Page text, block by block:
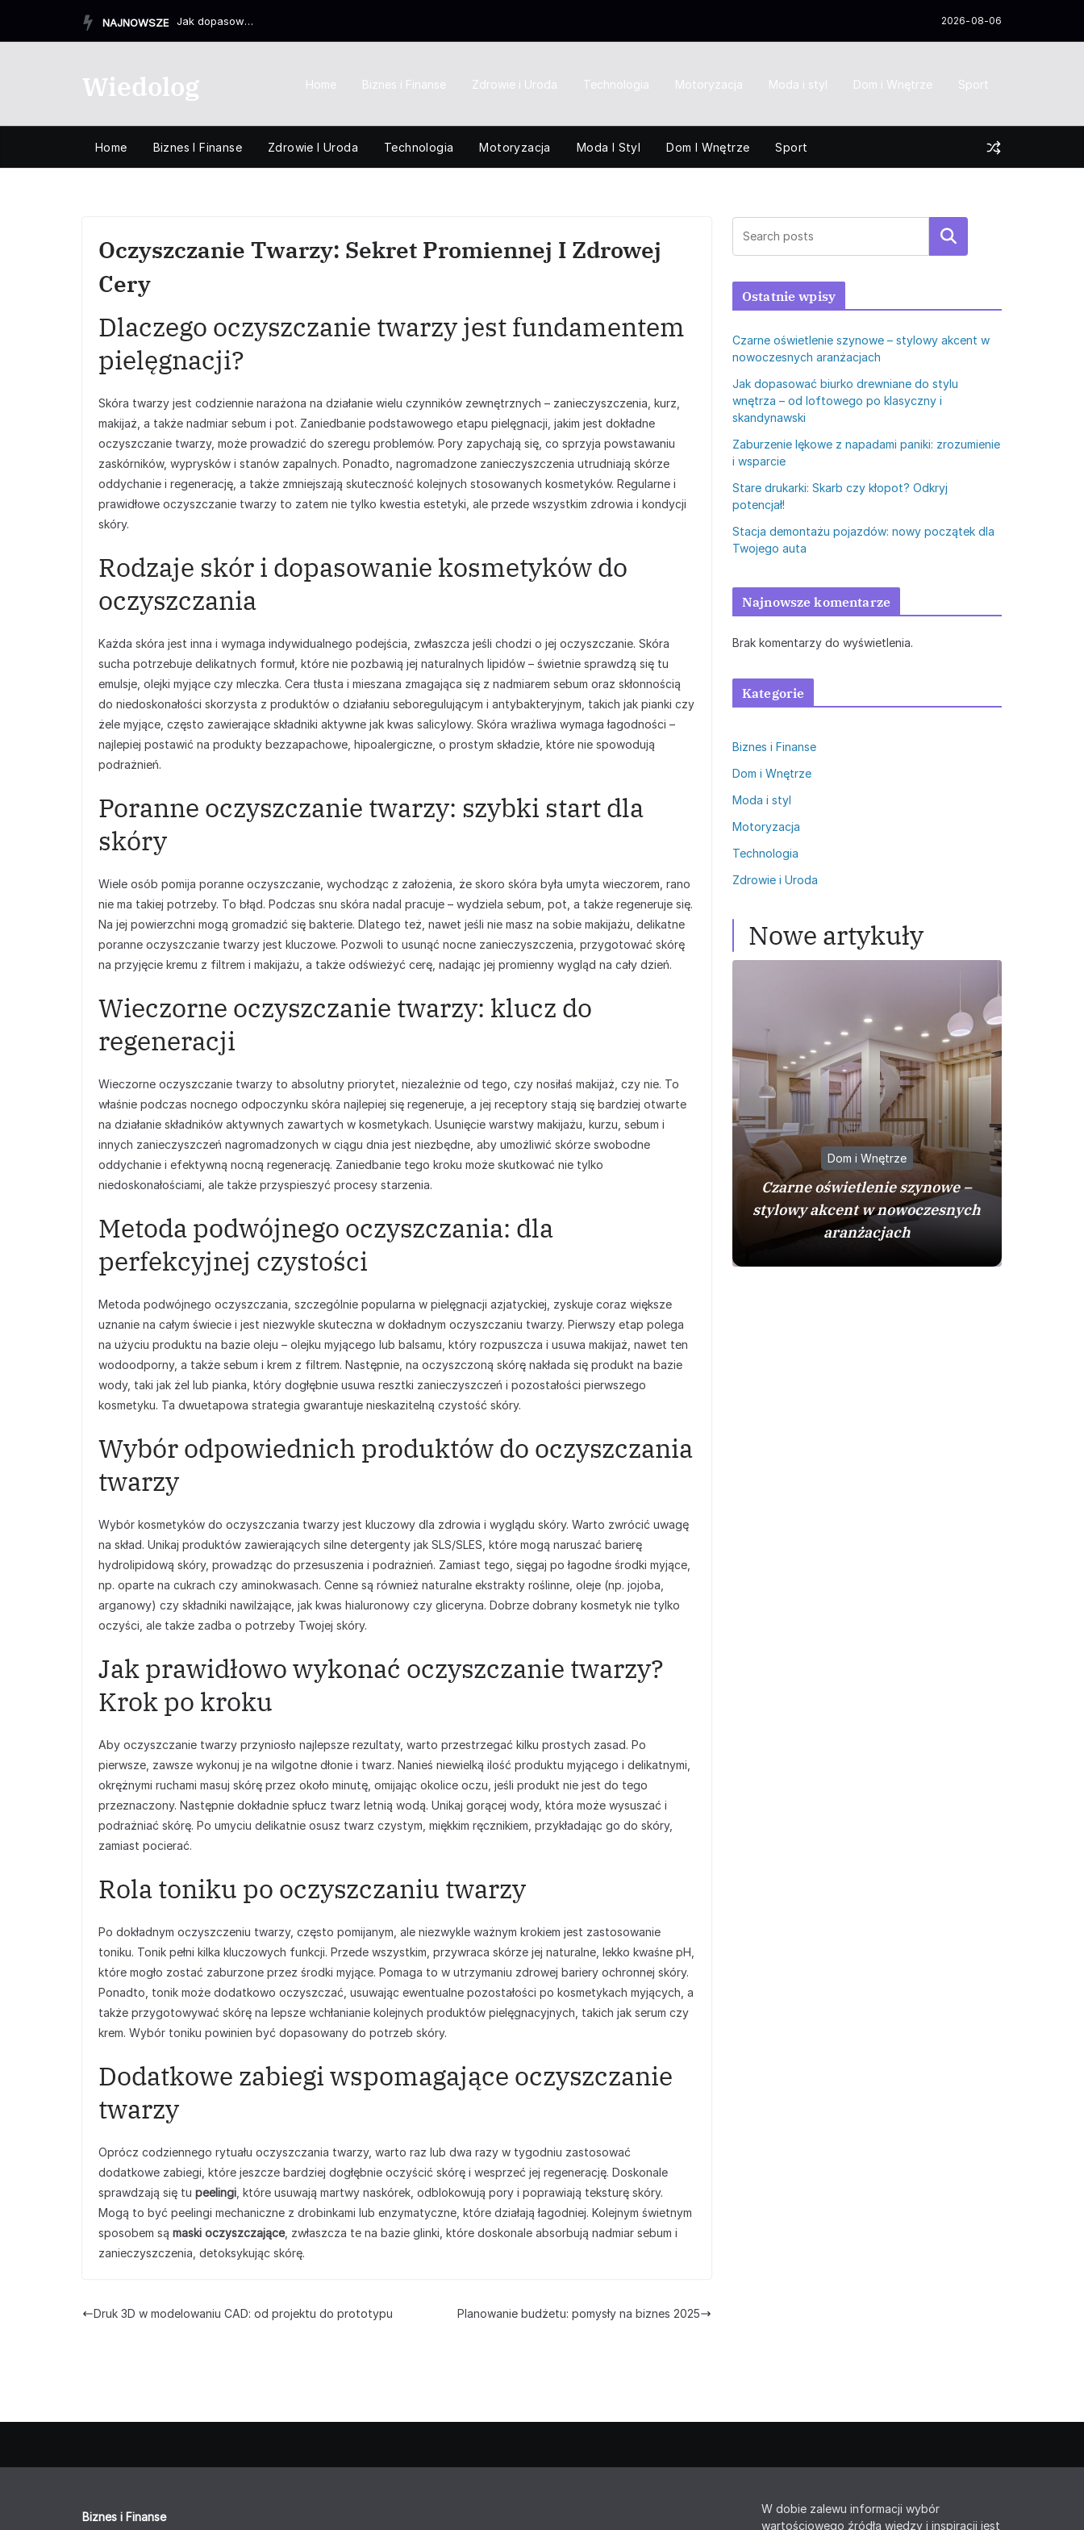
NAJNOWSZE Jak dopasować biurko drewniane do stylu wnętrza – od lof... 2026-08-06
Wiedolog Home Biznes i Finanse Zdrowie i Uroda Technologia Motoryzacja Moda i styl Dom i Wnętrze Sport
Home Biznes I Finanse Zdrowie I Uroda Technologia Motoryzacja Moda I Styl Dom I Wnętrze Sport
Oczyszczanie Twarzy: Sekret Promiennej I Zdrowej
Cery
Dlaczego oczyszczanie twarzy jest fundamentem
pielęgnacji?
Skóra twarzy jest codziennie narażona na działanie wielu czynników zewnętrznych – zanieczyszczenia, kurz,
makijaż, a także nadmiar sebum i pot. Zaniedbanie podstawowego etapu pielęgnacji, jakim jest dokładne
oczyszczanie twarzy, może prowadzić do szeregu problemów. Pory zapychają się, co sprzyja powstawaniu
zaskórników, wyprysków i stanów zapalnych. Ponadto, nagromadzone zanieczyszczenia utrudniają skórze
oddychanie i regenerację, a także zmniejszają skuteczność kolejnych stosowanych kosmetyków. Regularne i
prawidłowe oczyszczanie twarzy to zatem nie tylko kwestia estetyki, ale przede wszystkim zdrowia i kondycji
skóry.
Rodzaje skór i dopasowanie kosmetyków do
oczyszczania
Każda skóra jest inna i wymaga indywidualnego podejścia, zwłaszcza jeśli chodzi o jej oczyszczanie. Skóra
sucha potrzebuje delikatnych formuł, które nie pozbawią jej naturalnych lipidów – świetnie sprawdzą się tu
emulsje, olejki myjące czy mleczka. Cera tłusta i mieszana zmagająca się z nadmiarem sebum oraz skłonnością
do niedoskonałości skorzysta z produktów o działaniu seboregulującym i antybakteryjnym, takich jak pianki czy
żele myjące, często zawierające składniki aktywne jak kwas salicylowy. Skóra wrażliwa wymaga łagodności –
najlepiej postawić na produkty bezzapachowe, hipoalergiczne, o prostym składzie, które nie spowodują
podrażnień.
Poranne oczyszczanie twarzy: szybki start dla
skóry
Wiele osób pomija poranne oczyszczanie, wychodząc z założenia, że skoro skóra była umyta wieczorem, rano
nie ma takiej potrzeby. To błąd. Podczas snu skóra nadal pracuje – wydziela sebum, pot, a także regeneruje się.
Na jej powierzchni mogą gromadzić się bakterie. Dlatego też, nawet jeśli nie masz na sobie makijażu, delikatne
poranne oczyszczanie twarzy jest kluczowe. Pozwoli to usunąć nocne zanieczyszczenia, przygotować skórę
na przyjęcie kremu z filtrem i makijażu, a także odświeżyć cerę, nadając jej promienny wygląd na cały dzień.
Wieczorne oczyszczanie twarzy: klucz do
regeneracji
Wieczorne oczyszczanie twarzy to absolutny priorytet, niezależnie od tego, czy nosiłaś makijaż, czy nie. To
właśnie podczas nocnego odpoczynku skóra najlepiej się regeneruje, a jej receptory stają się bardziej otwarte
na działanie składników aktywnych zawartych w kosmetykach. Usunięcie warstwy makijażu, kurzu, sebum i
innych zanieczyszczeń nagromadzonych w ciągu dnia jest niezbędne, aby umożliwić skórze swobodne
oddychanie i efektywną nocną regenerację. Zaniedbanie tego kroku może skutkować nie tylko
niedoskonałościami, ale także przyspieszyć procesy starzenia.
Metoda podwójnego oczyszczania: dla
perfekcyjnej czystości
Metoda podwójnego oczyszczania, szczególnie popularna w pielęgnacji azjatyckiej, zyskuje coraz większe
uznanie na całym świecie i jest niezwykle skuteczna w dokładnym oczyszczaniu twarzy. Pierwszy etap polega
na użyciu produktu na bazie oleju – olejku myjącego lub balsamu, który rozpuszcza i usuwa makijaż, nawet ten
wodoodporny, a także sebum i krem z filtrem. Następnie, na oczyszczoną skórę nakłada się produkt na bazie
wody, taki jak żel lub pianka, który dogłębnie usuwa resztki zanieczyszczeń i pozostałości pierwszego
kosmetyku. Ta dwuetapowa strategia gwarantuje nieskazitelną czystość skóry.
Wybór odpowiednich produktów do oczyszczania
twarzy
Wybór kosmetyków do oczyszczania twarzy jest kluczowy dla zdrowia i wyglądu skóry. Warto zwrócić uwagę
na skład. Unikaj produktów zawierających silne detergenty jak SLS/SLES, które mogą naruszać barierę
hydrolipidową skóry, prowadząc do przesuszenia i podrażnień. Zamiast tego, sięgaj po łagodne środki myjące,
np. oparte na cukrach czy aminokwasach. Cenne są również naturalne ekstrakty roślinne, oleje (np. jojoba,
arganowy) czy składniki nawilżające, jak kwas hialuronowy czy gliceryna. Dobrze dobrany kosmetyk nie tylko
oczyści, ale także zadba o potrzeby Twojej skóry.
Jak prawidłowo wykonać oczyszczanie twarzy?
Krok po kroku
Aby oczyszczanie twarzy przyniosło najlepsze rezultaty, warto przestrzegać kilku prostych zasad. Po
pierwsze, zawsze wykonuj je na wilgotne dłonie i twarz. Nanieś niewielką ilość produktu myjącego i delikatnymi,
okrężnymi ruchami masuj skórę przez około minutę, omijając okolice oczu, jeśli produkt nie jest do tego
przeznaczony. Następnie dokładnie spłucz twarz letnią wodą. Unikaj gorącej wody, która może wysuszać i
podrażniać skórę. Po umyciu delikatnie osusz twarz czystym, miękkim ręcznikiem, przykładając go do skóry,
zamiast pocierać.
Rola toniku po oczyszczaniu twarzy
Po dokładnym oczyszczeniu twarzy, często pomijanym, ale niezwykle ważnym krokiem jest zastosowanie
toniku. Tonik pełni kilka kluczowych funkcji. Przede wszystkim, przywraca skórze jej naturalne, lekko kwaśne pH,
które mogło zostać zaburzone przez środki myjące. Pomaga to w utrzymaniu zdrowej bariery ochronnej skóry.
Ponadto, tonik może dodatkowo oczyszczać, usuwając ewentualne pozostałości po kosmetykach myjących, a
także przygotowywać skórę na lepsze wchłanianie kolejnych produktów pielęgnacyjnych, takich jak serum czy
krem. Wybór toniku powinien być dopasowany do potrzeb skóry.
Dodatkowe zabiegi wspomagające oczyszczanie
twarzy
Oprócz codziennego rytuału oczyszczania twarzy, warto raz lub dwa razy w tygodniu zastosować
dodatkowe zabiegi, które jeszcze bardziej dogłębnie oczyścić skórę i wesprzeć jej regenerację. Doskonale
sprawdzają się tu peelingi , które usuwają martwy naskórek, odblokowują pory i poprawiają teksturę skóry.
Mogą to być peelingi mechaniczne z drobinkami lub enzymatyczne, które działają łagodniej. Kolejnym świetnym
sposobem są maski oczyszczające, zwłaszcza te na bazie glinki, które doskonale absorbują nadmiar sebum i
zanieczyszczenia, detoksykując skórę.
Druk 3D w modelowaniu CAD: od projektu do prototypu Planowanie budżetu: pomysły na biznes 2025
Szukaj
Ostatnie wpisy
Czarne oświetlenie szynowe – stylowy akcent w
nowoczesnych aranżacjach
Jak dopasować biurko drewniane do stylu
wnętrza – od loftowego po klasyczny i
skandynawski
Zaburzenie lękowe z napadami paniki: zrozumienie
i wsparcie
Stare drukarki: Skarb czy kłopot? Odkryj
potencjał!
Stacja demontażu pojazdów: nowy początek dla
Twojego auta
Najnowsze komentarze
Brak komentarzy do wyświetlenia.
Kategorie
Biznes i Finanse
Dom i Wnętrze
Moda i styl
Motoryzacja
Technologia
Zdrowie i Uroda
Nowe artykuły
Dom i Wnętrze
Czarne oświetlenie szynowe –
stylowy akcent w nowoczesnych
aranżacjach
Biznes i Finanse
W dobie zalewu informacji wybór
wartościowego źródła wiedzy i inspiracji jest